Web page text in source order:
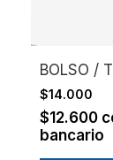
BOLSO /
$14.000
$12.600
bancario